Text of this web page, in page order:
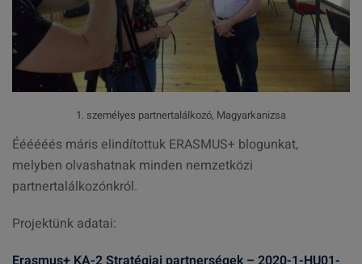
1. személyes partnertalálkozó, Magyarkanizsa
Éééééés máris elindítottuk ERASMUS+ blogunkat,
melyben olvashatnak minden nemzetközi
partnertalálkozónkról.
Projektünk adatai: